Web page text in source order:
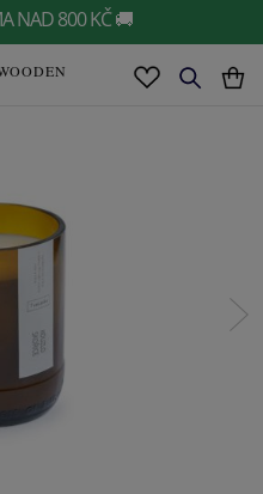
NAD 800 KČ 🚚